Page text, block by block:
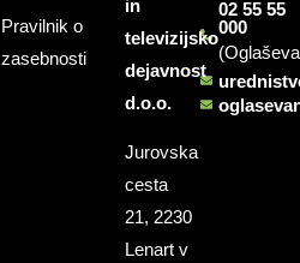
Pravilnik o
zasebnosti
in
televizijsko
dejavnost
d.o.o.
Jurovska
cesta
21, 2230
Lenart v
02 55 55
000